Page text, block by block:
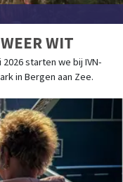
WIT
2026 starten we bij IVN-
in Bergen aan Zee.